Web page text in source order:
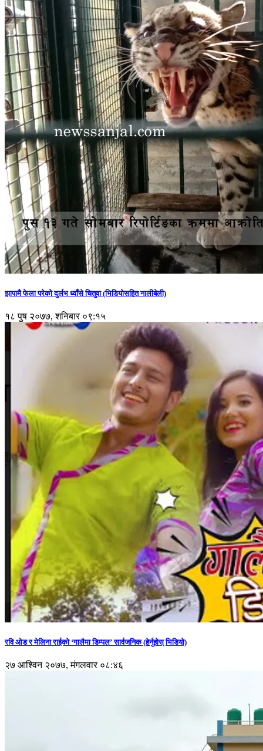
झापामै फेला परेको दुर्लभ ध्वाँसे चितुवा (भिडियोसहित नालीबेली)
१८ पुष २०७७, शनिबार ०९:१५
रवि ओड र मेलिना राईको ‘गालैमा डिम्पल’ सार्वजनिक (हेर्नुहोस् भिडियो)
२७ आश्विन २०७७, मंगलवार ०८:४६